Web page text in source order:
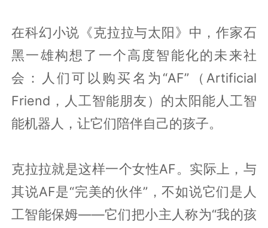
在科幻小说《克拉拉与太阳》中，作家石
黑一雄构想了一个高度智能化的未来社
会：人们可以购买名为“AF”（Artificial
Friend，人工智能朋友）的太阳能人工智
能机器人，让它们陪伴自己的孩子。
克拉拉就是这样一个女性AF。实际上，与
其说AF是“完美的伙伴”，不如说它们是人
工智能保姆——它们把小主人称为“我的孩